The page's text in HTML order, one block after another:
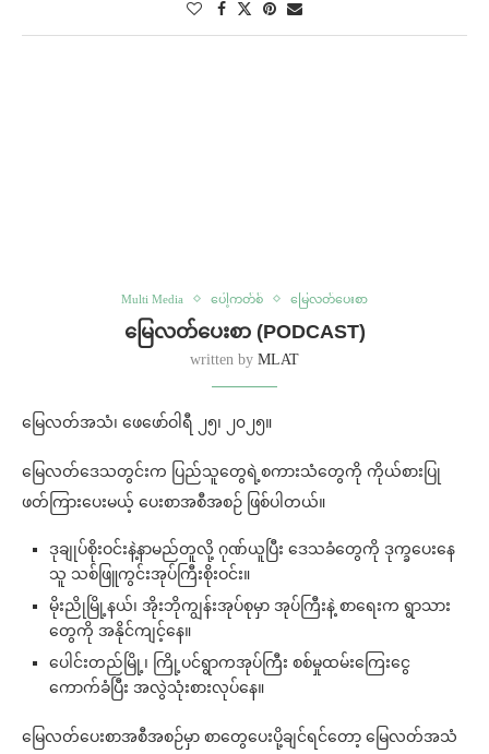
Multi Media ပေါ့ကတ်စ် မြေလတ်ပေးစာ
မြေလတ်ပေးစာ (PODCAST)
written by MLAT
မြေလတ်အသံ၊ ဖေဖော်ဝါရီ ၂၅၊ ၂၀၂၅။
မြေလတ်ဒေသတွင်းက ပြည်သူတွေရဲ့စကားသံတွေကို ကိုယ်စားပြု
ဖတ်ကြားပေးမယ့် ပေးစာအစီအစဉ် ဖြစ်ပါတယ်။
ဒုချုပ်စိုးဝင်းနဲ့နာမည်တူလို့ ဂုဏ်ယူပြီး ဒေသခံတွေကို ဒုက္ခပေးနေ
သူ သစ်ဖြူကွင်းအုပ်ကြီးစိုးဝင်း။
မိုးညိုမြို့နယ်၊ အိုးဘိုကျွန်းအုပ်စုမှာ အုပ်ကြီးနဲ့ စာရေးက ရွာသား
တွေကို အနိုင်ကျင့်နေ။
ပေါင်းတည်မြို့၊ ကြို့ပင်ရွာကအုပ်ကြီး စစ်မှုထမ်းကြေးငွေ
ကောက်ခံပြီး အလွဲသုံးစားလုပ်နေ။
မြေလတ်ပေးစာအစီအစဉ်မှာ စာတွေပေးပို့ချင်ရင်တော့ မြေလတ်အသံ